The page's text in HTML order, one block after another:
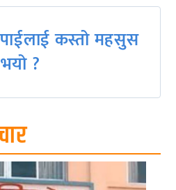
कस्तो महसुस
भयो ?